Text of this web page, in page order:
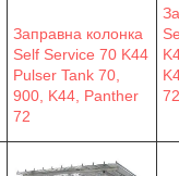
Заправна колонка
Self Service 70 K44
Pulser Tank 70,
900, K44, Panther
72
72